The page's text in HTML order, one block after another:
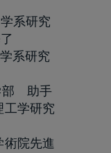
系研究
系研究
部 助手
学研究
院先進